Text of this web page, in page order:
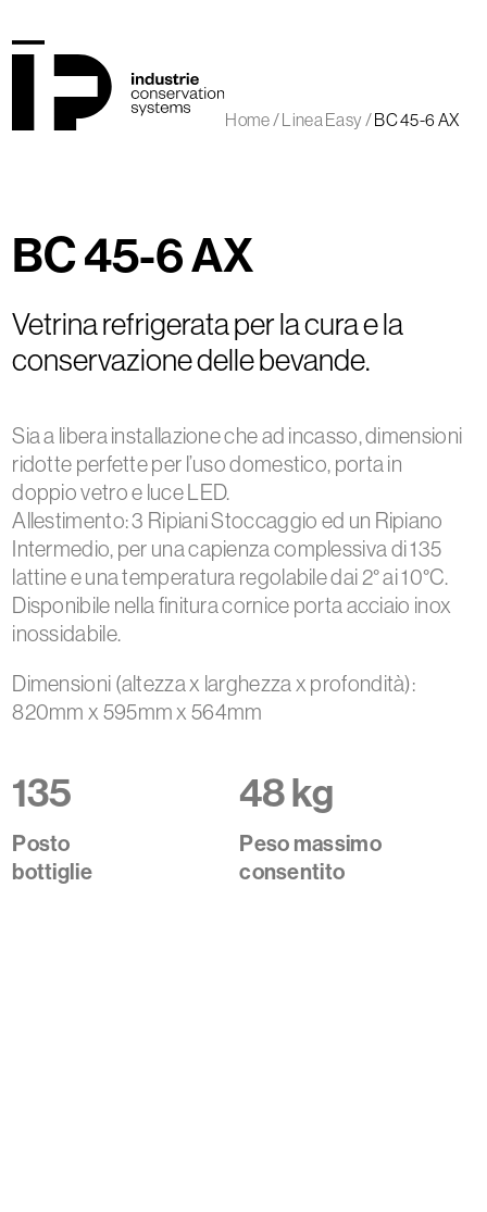
to
content
mobile
menu
mobile
menu
Home/Linea Easy/BC 45-6 AX
BC 45-6 AX
Vetrina refrigerata per la cura e la
conservazione delle bevande.
Sia a libera installazione che ad incasso, dimensioni
ridotte perfette per l’uso domestico, porta in
doppio vetro e luce LED.
Allestimento: 3 Ripiani Stoccaggio ed un Ripiano
Intermedio, per una capienza complessiva di 135
lattine e una temperatura regolabile dai 2° ai 10°C.
Disponibile nella finitura cornice porta acciaio inox
inossidabile.
Dimensioni (altezza x larghezza x profondità):
820mm x 595mm x 564mm
135
Posto
bottiglie
48 kg
Peso massimo
consentito